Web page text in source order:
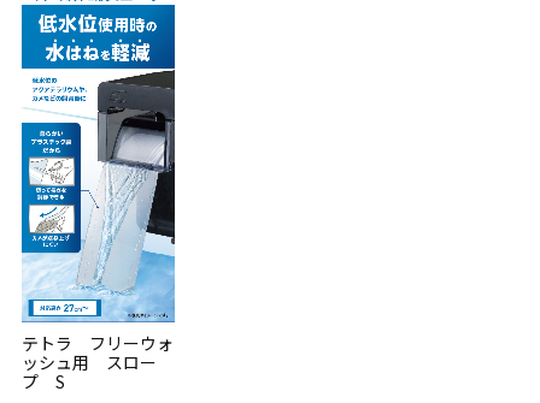
テトラ フリーウォ
ッシュ用 スロー
プ S